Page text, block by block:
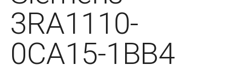
3RA1110-
0CA15-1BB4